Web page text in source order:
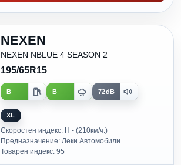
NEXEN
NEXEN NBLUE 4 SEASON 2
195/65R15
B B 72dB
XL
Скоростен индекс: H - (210км/ч.)
Предназначение: Леки Автомобили
Товарен индекс: 95